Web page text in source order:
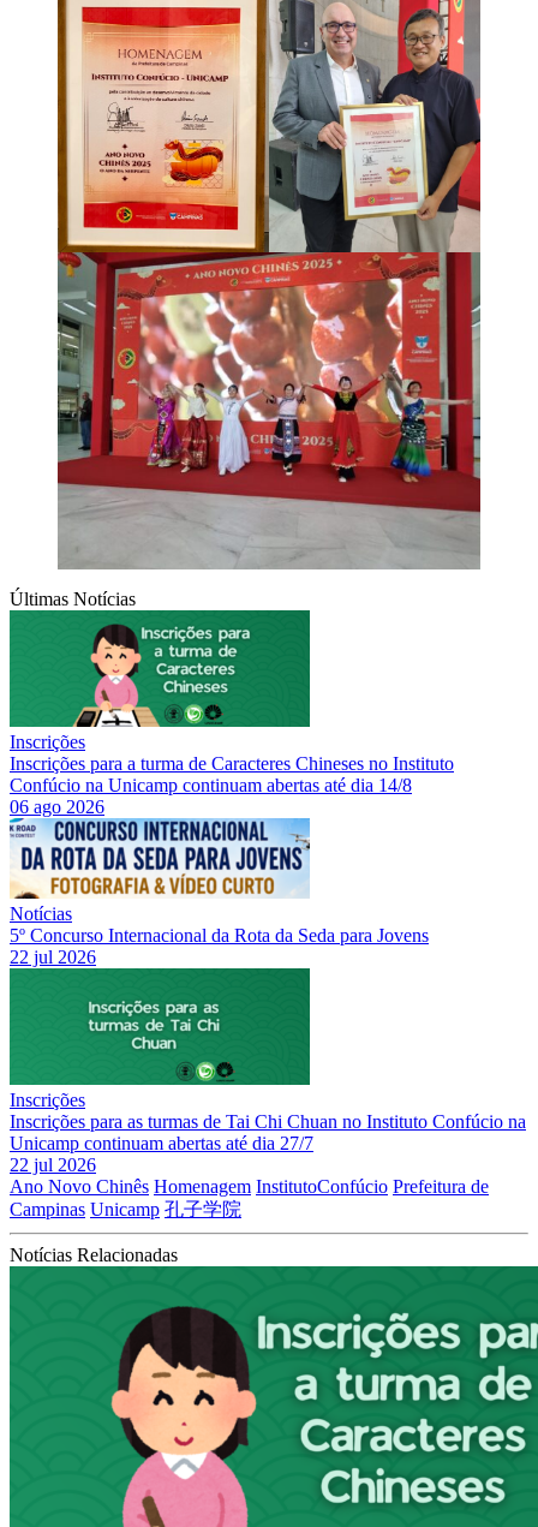
Últimas Notícias
Inscrições
Inscrições para a turma de Caracteres Chineses no Instituto
Confúcio na Unicamp continuam abertas até dia 14/8
06 ago 2026
Notícias
5º Concurso Internacional da Rota da Seda para Jovens
22 jul 2026
Inscrições
Inscrições para as turmas de Tai Chi Chuan no Instituto Confúcio na
Unicamp continuam abertas até dia 27/7
22 jul 2026
Ano Novo Chinês Homenagem InstitutoConfúcio Prefeitura de
Campinas Unicamp 孔子学院
Notícias Relacionadas